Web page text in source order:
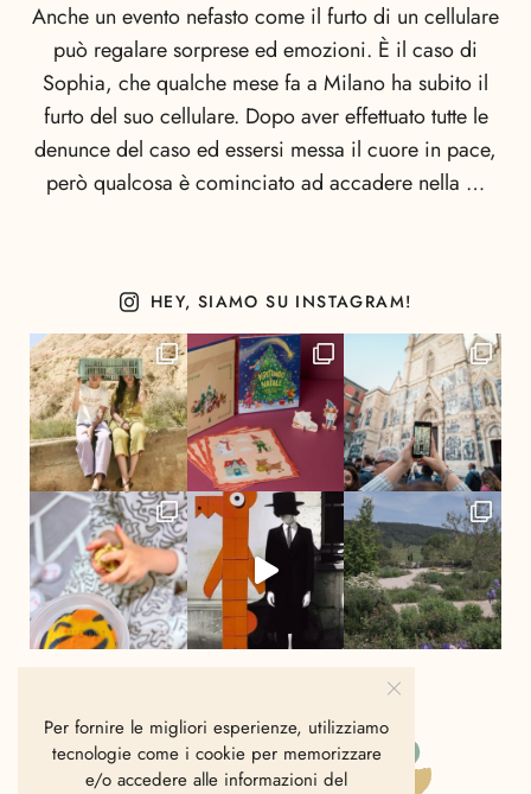
Anche un evento nefasto come il furto di un cellulare
può regalare sorprese ed emozioni. È il caso di
Sophia, che qualche mese fa a Milano ha subito il
furto del suo cellulare. Dopo aver effettuato tutte le
denunce del caso ed essersi messa il cuore in pace,
però qualcosa è cominciato ad accadere nella …
HEY, SIAMO SU INSTAGRAM!
Per fornire le migliori esperienze, utilizziamo
tecnologie come i cookie per memorizzare
e/o accedere alle informazioni del